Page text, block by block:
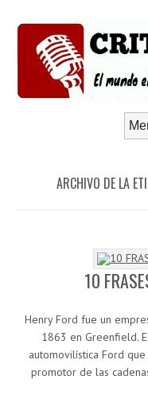
ARCHIVO DE LA
10
Henry Ford fue un
1863 en Greenfield.
automovilística Ford
promotor de las